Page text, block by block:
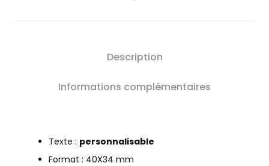
Description
Informations complémentaires
Texte : personnalisable
Format : 40X34 mm